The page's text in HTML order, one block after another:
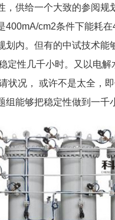
，供给一个大致的参阅规
400mA/cm2条件下能耗在
划内。但有的中试技术能
定性几千小时。又以电解
状况， 或许不是太全，
组能够把稳定性做到一千